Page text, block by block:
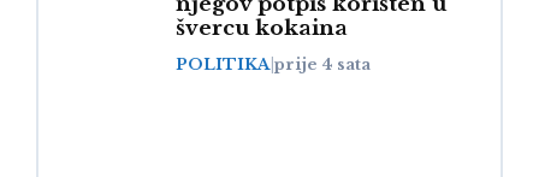
švercu kokaina
POLITIKAprije 4 sata